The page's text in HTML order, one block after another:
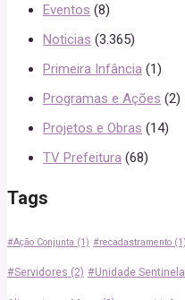
Eventos (8)
Noticias (3.365)
Primeira Infância (1)
Programas e Ações (2)
Projetos e Obras (14)
TV Prefeitura (68)
Tags
#Ação Conjunta (1) #recadastramento (1)
#Servidores (2) #Unidade Sentinela